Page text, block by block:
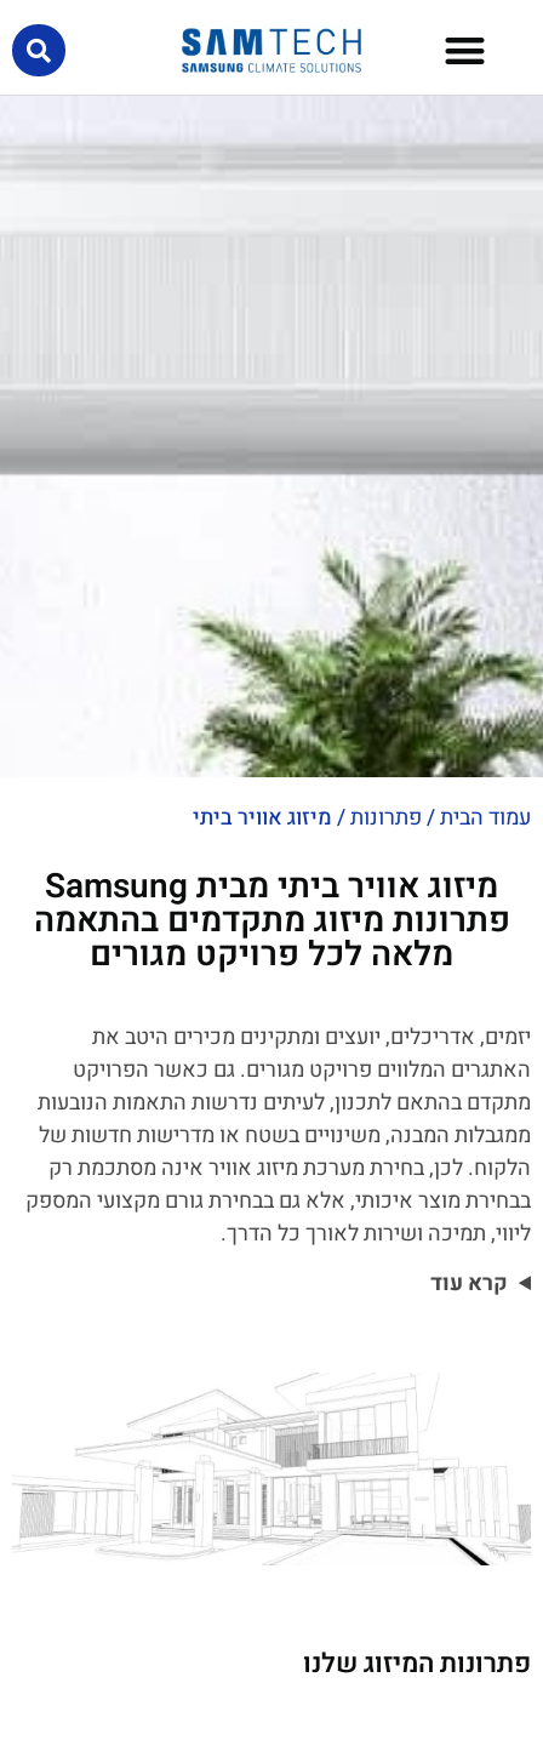
עמוד הבית/פתרונות/מיזוג אוויר ביתי
מיזוג אוויר ביתי מבית Samsung
פתרונות מיזוג מתקדמים בהתאמה
מלאה לכל פרויקט מגורים
יזמים, אדריכלים, יועצים ומתקינים מכירים היטב את
האתגרים המלווים פרויקט מגורים. גם כאשר הפרויקט
מתקדם בהתאם לתכנון, לעיתים נדרשות התאמות הנובעות
ממגבלות המבנה, משינויים בשטח או מדרישות חדשות של
הלקוח. לכן, בחירת מערכת מיזוג אוויר אינה מסתכמת רק
בבחירת מוצר איכותי, אלא גם בבחירת גורם מקצועי המספק
ליווי, תמיכה ושירות לאורך כל הדרך.
קרא עוד
פתרונות המיזוג שלנו